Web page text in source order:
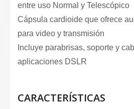
entre uso Normal y Telescópico
Cápsula cardioide que ofrece
para video y transmisión
Incluye parabrisas, soporte y
aplicaciones DSLR
CARACTERÍSTICAS